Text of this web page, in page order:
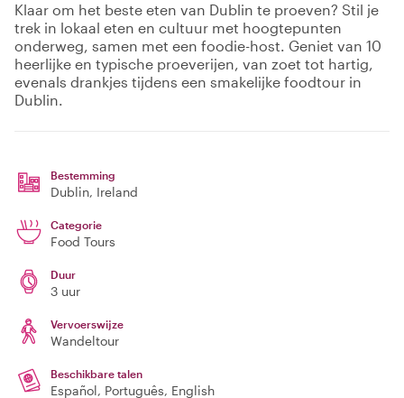
Klaar om het beste eten van Dublin te proeven? Stil je
trek in lokaal eten en cultuur met hoogtepunten
onderweg, samen met een foodie-host. Geniet van 10
heerlijke en typische proeverijen, van zoet tot hartig,
evenals drankjes tijdens een smakelijke foodtour in
Dublin.
Bestemming
Dublin, Ireland
Categorie
Food Tours
Duur
3 uur
Vervoerswijze
Wandeltour
Beschikbare talen
Español, Português, English